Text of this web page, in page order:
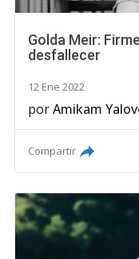
Golda Meir:
desfallecer
12 Ene 2022
porAmikam
Compartir